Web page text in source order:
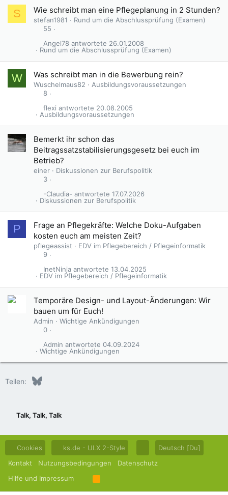
S Wie schreibt man eine Pflegeplanung in 2 Stunden?
stefan1981
Rund um die Abschlussprüfung (Examen)
55
Rund um die Abschlussprüfung (Examen)
26.01.2008
Angel78
W Was schreibt man in die Bewerbung rein?
Wuschelmaus82
Ausbildungsvoraussetzungen
8
Ausbildungsvoraussetzungen
20.08.2005
flexi
Bemerkt ihr schon das
Beitragssatzstabilisierungsgesetz bei euch im
Betrieb?
einer
Diskussionen zur Berufspolitik
3
Diskussionen zur Berufspolitik
17.07.2026
-Claudia-
P
Frage an Pflegekräfte: Welche Doku-Aufgaben
kosten euch am meisten Zeit?
pflegeassist
EDV im Pflegebereich / Pflegeinformatik
9
EDV im Pflegebereich / Pflegeinformatik
13.04.2025
InetNinja
Temporäre Design- und Layout-Änderungen: Wir
bauen um für Euch!
Admin
Wichtige Ankündigungen
0
Wichtige Ankündigungen
04.09.2024
Admin
Teilen: Bluesky
Talk, Talk, Talk
Cookies ks.de - UI.X 2-Style
Deutsch [Du]
Kontakt
Nutzungsbedingungen
Datenschutz
Hilfe und Impressum
R
S
S